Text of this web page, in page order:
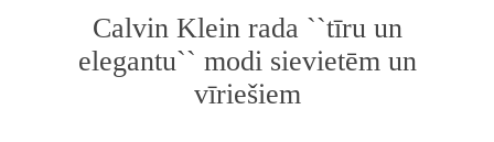
Calvin Klein rada ``tīru un
elegantu`` modi sievietēm un
vīriešiem